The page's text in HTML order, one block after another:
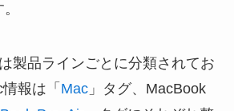
製品ラインごとに分類されてお
報は「 Mac」タグ、MacBook